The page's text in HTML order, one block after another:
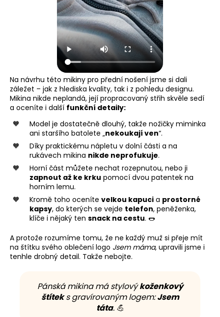
Na návrhu této mikiny pro přední nošení jsme si dali
záležet – jak z hlediska kvality, tak i z pohledu designu.
Mikina nikde neplandá, její propracovaný střih skvěle sedí
a oceníte i další funkční detaily:
Model je dostatečně dlouhý, takže nožičky miminka
ani staršího batolete „nekoukají ven“.
Díky praktickému nápletu v dolní části a na
rukávech mikina nikde neprofukuje.
Horní část můžete nechat rozepnutou, nebo ji
zapnout až ke krku pomocí dvou patentek na
horním lemu.
Kromě toho oceníte velkou kapuci a prostorné
kapsy, do kterých se vejde telefon, peněženka,
klíče i nějaký ten snack na cestu. 🌭
A protože rozumíme tomu, že ne každý muž si přeje mít
na štítku svého oblečení logo Jsem máma, upravili jsme i
tenhle drobný detail. Takže nebojte.
Pánská mikina má stylovýkoženkový
štíteks gravírovaným logem:Jsem
táta. 💪